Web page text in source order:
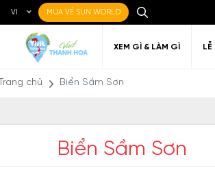
VI MUA VÉ SUN WORLD
XEM GÌ & LÀM GÌ LỄ
Trang chủ Biển Sầm Sơn
Biển Sầm Sơn